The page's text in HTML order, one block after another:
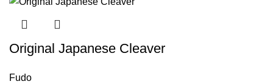
Original Japanese Cleaver
Fudo